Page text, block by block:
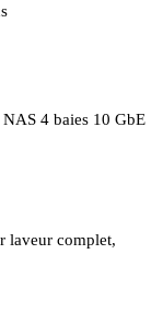
4 baies 10 GbE
laveur complet,